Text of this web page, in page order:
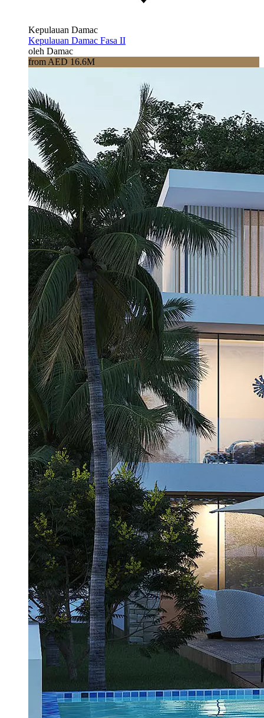
Kepulauan Damac
Kepulauan Damac Fasa II
oleh Damac
from AED 16.6M